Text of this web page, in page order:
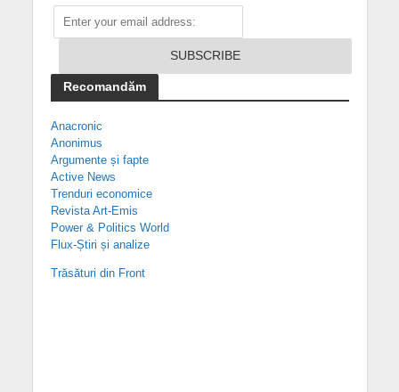
Recomandăm
Anacronic
Anonimus
Argumente și fapte
Active News
Trenduri economice
Revista Art-Emis
Power & Politics World
Flux-Știri și analize
Trăsături din Front